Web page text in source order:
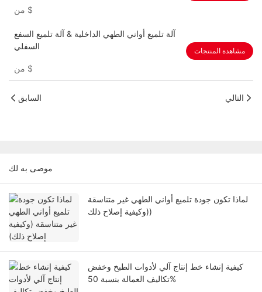
$
آلة تلميع أواني الطهي الداخلية & آلة تلميع السفع
السفلي
$
مشاهدة المنتجات
السابق التالي
موصى به لك
لماذا تكون جودة تلميع أواني الطهي غير متناسقة
(وكيفية إصلاح ذلك)
كيفية إنشاء خط إنتاج آلي لأدوات الطبخ وخفض
تكاليف العمالة بنسبة 50%